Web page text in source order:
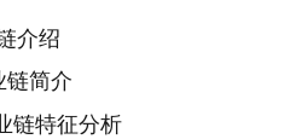
介绍
链简介
链特征分析